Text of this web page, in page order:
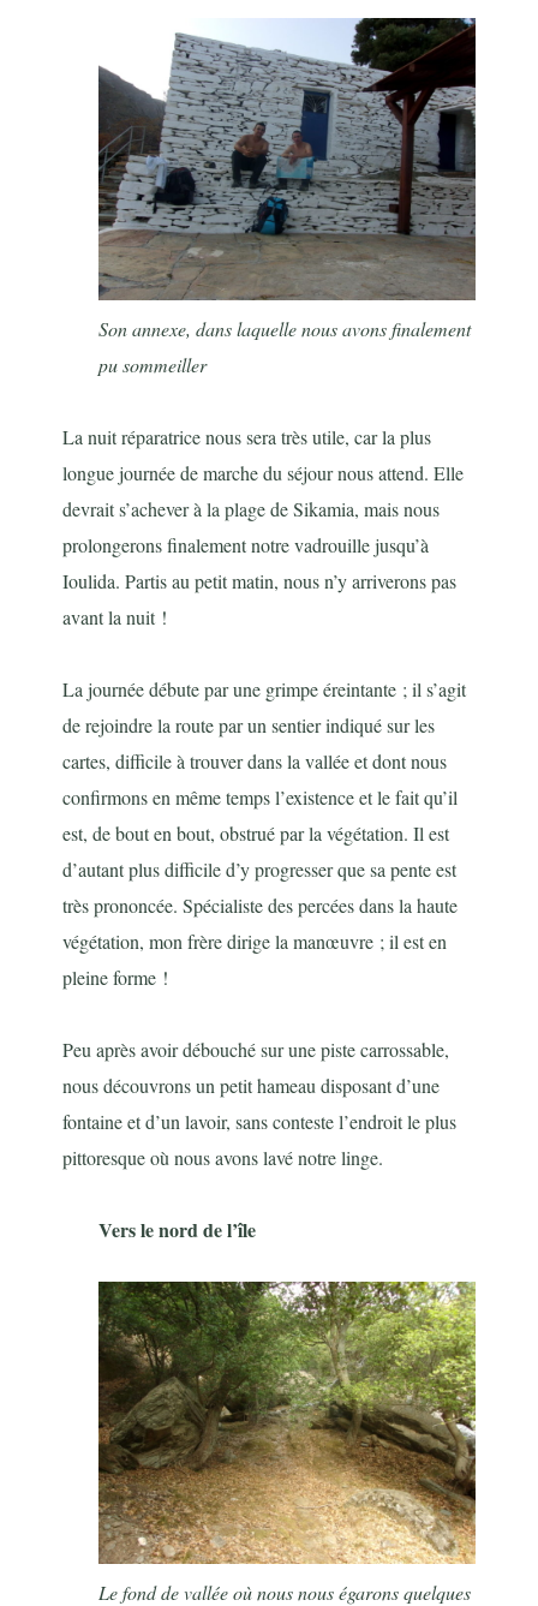
Son annexe, dans laquelle nous avons finalement
pu sommeiller
La nuit réparatrice nous sera très utile, car la plus
longue journée de marche du séjour nous attend. Elle
devrait s’achever à la plage de Sikamia, mais nous
prolongerons finalement notre vadrouille jusqu’à
Ioulida. Partis au petit matin, nous n’y arriverons pas
avant la nuit !
La journée débute par une grimpe éreintante ; il s’agit
de rejoindre la route par un sentier indiqué sur les
cartes, difficile à trouver dans la vallée et dont nous
confirmons en même temps l’existence et le fait qu’il
est, de bout en bout, obstrué par la végétation. Il est
d’autant plus difficile d’y progresser que sa pente est
très prononcée. Spécialiste des percées dans la haute
végétation, mon frère dirige la manœuvre ; il est en
pleine forme !
Peu après avoir débouché sur une piste carrossable,
nous découvrons un petit hameau disposant d’une
fontaine et d’un lavoir, sans conteste l’endroit le plus
pittoresque où nous avons lavé notre linge.
Vers le nord de l’île
Le fond de vallée où nous nous égarons quelques